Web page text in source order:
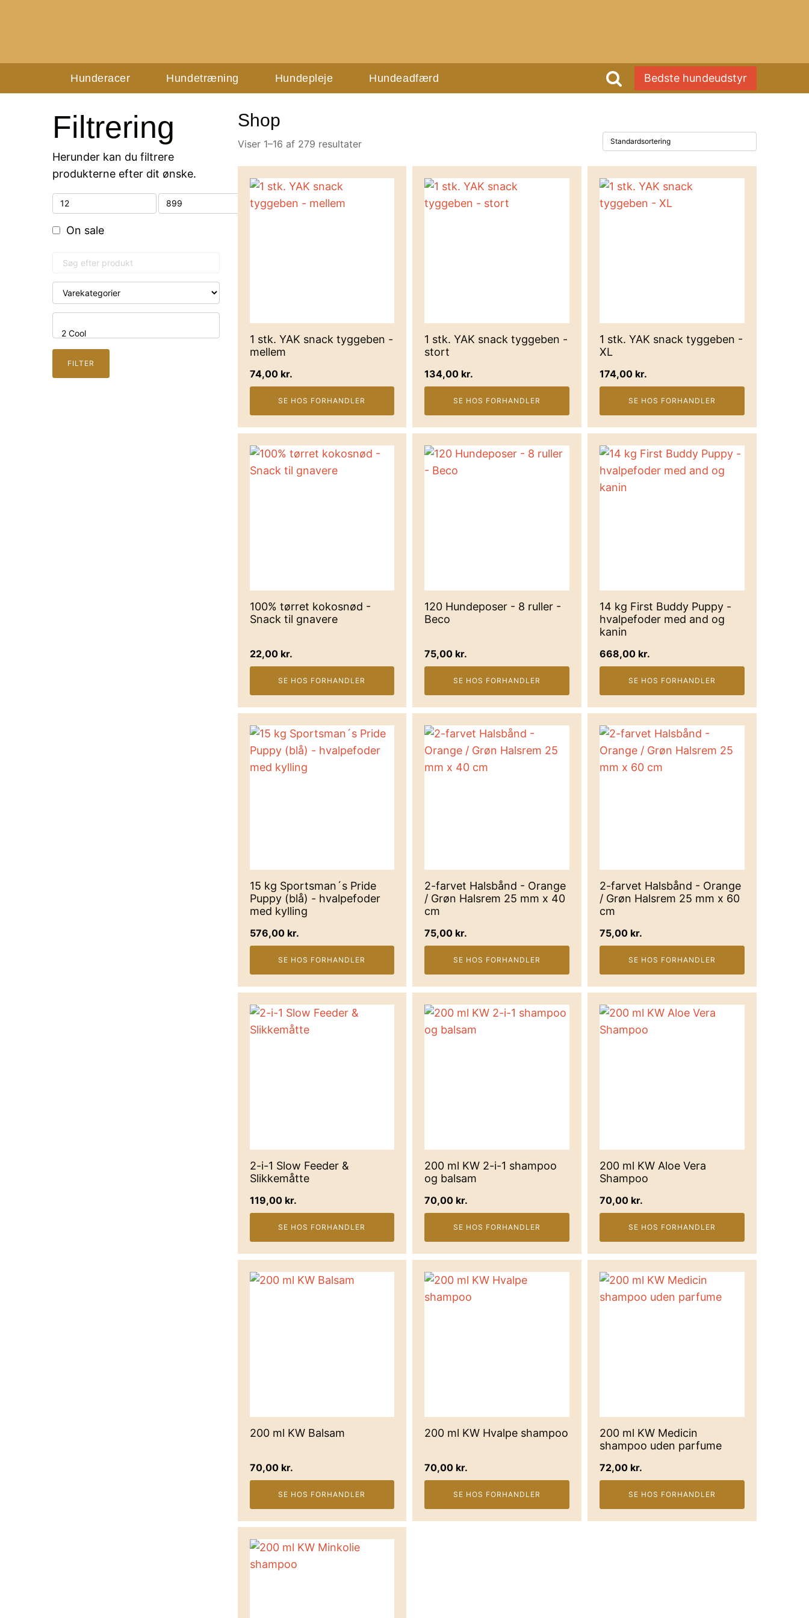
Hunderacer Hundetræning Hundepleje Hundeadfærd Bedste hundeudstyr
Filtrering
Herunder kan du filtrere
produkterne efter dit ønske.
On sale
FILTER
Shop
Viser 1–16 af 279 resultater
1 stk. YAK snack tyggeben -
mellem
74,00 kr.
SE HOS FORHANDLER
1 stk. YAK snack tyggeben -
stort
134,00 kr.
SE HOS FORHANDLER
1 stk. YAK snack tyggeben -
XL
174,00 kr.
SE HOS FORHANDLER
100% tørret kokosnød -
Snack til gnavere
22,00 kr.
SE HOS FORHANDLER
120 Hundeposer - 8 ruller -
Beco
75,00 kr.
SE HOS FORHANDLER
14 kg First Buddy Puppy -
hvalpefoder med and og
kanin
668,00 kr.
SE HOS FORHANDLER
15 kg Sportsman´s Pride
Puppy (blå) - hvalpefoder
med kylling
576,00 kr.
SE HOS FORHANDLER
2-farvet Halsbånd - Orange
/ Grøn Halsrem 25 mm x 40
cm
75,00 kr.
SE HOS FORHANDLER
2-farvet Halsbånd - Orange
/ Grøn Halsrem 25 mm x 60
cm
75,00 kr.
SE HOS FORHANDLER
2-i-1 Slow Feeder &
Slikkemåtte
119,00 kr.
SE HOS FORHANDLER
200 ml KW 2-i-1 shampoo
og balsam
70,00 kr.
SE HOS FORHANDLER
200 ml KW Aloe Vera
Shampoo
70,00 kr.
SE HOS FORHANDLER
200 ml KW Balsam
70,00 kr.
SE HOS FORHANDLER
200 ml KW Hvalpe shampoo
70,00 kr.
SE HOS FORHANDLER
200 ml KW Medicin
shampoo uden parfume
72,00 kr.
SE HOS FORHANDLER